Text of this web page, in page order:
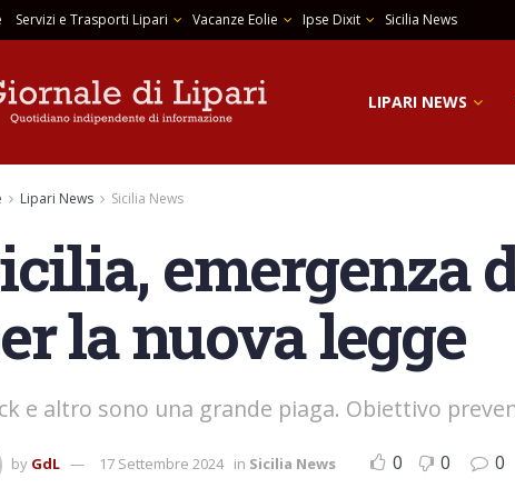
Servizi e Trasporti Lipari Vacanze Eolie Ipse Dixit Sicilia News
LIPARI NEWS
Lipari News Sicilia News
emergenza
la nuova legge
e altro sono una grande piaga. Obiettivo
by GdL 17 Settembre 2024 in Sicilia News 0 0 0